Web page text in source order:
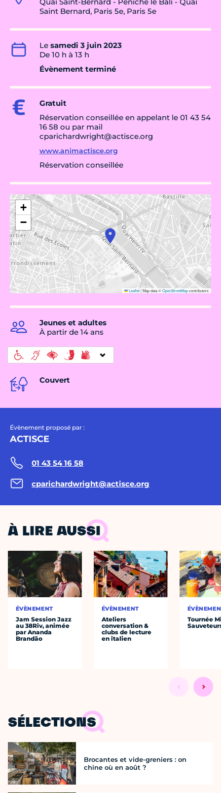
Saint Bernard, Paris 5e, Paris 5e
Le samedi 3 juin 2023
De 10 h à 13 h
Évènement terminé
Gratuit
Réservation conseillée en appelant le 01 43 54
16 58 ou par mail
cparichardwright@actisce.org
www.animactisce.org
Réservation conseillée
+
−
Leaflet|Map data ©OpenStreetMapcontributors
Jeunes et adultes
À partir de 14 ans
Couvert
Évènement proposé par :
ACTISCE
01 43 54 16 58
cparichardwright@actisce.org
À LIRE AUSSI
ÉVÈNEMENT
Jam Session Jazz
au 38Riv, animée
par Ananda
Brandão
ÉVÈNEMENT
Ateliers
conversation &
clubs de lecture
en italien
Tournée
SÉLECTIONS
Brocantes et vide-greniers : on
chine où en août ?